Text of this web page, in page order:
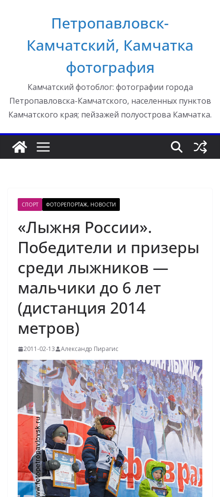
Петропавловск-
Камчатский, Камчатка
фотография
Камчатский фотоблог: фотографии города
Петропавловска-Камчатского, населенных пунктов
Камчатского края; пейзажей полуострова Камчатка.
СПОРТ ФОТОРЕПОРТАЖ, НОВОСТИ
«Лыжня России».
Победители и призеры
среди лыжников —
мальчики до 6 лет
(дистанция 2014
метров)
2011-02-13 Александр Пирагис